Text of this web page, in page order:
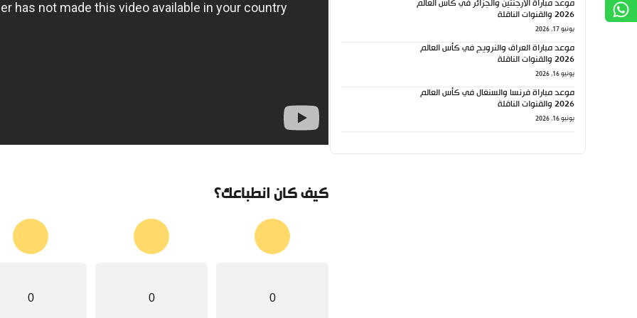
كيف كان انطباعك؟
0
0
0
موعد مباراة الأرجنتين والجزائر في كأس العالم
2026 والقنوات الناقلة
يونيو 17, 2026
موعد مباراة العراق والنرويج في كأس العالم
2026 والقنوات الناقلة
يونيو 16, 2026
موعد مباراة فرنسا والسنغال في كأس العالم
2026 والقنوات الناقلة
يونيو 16, 2026